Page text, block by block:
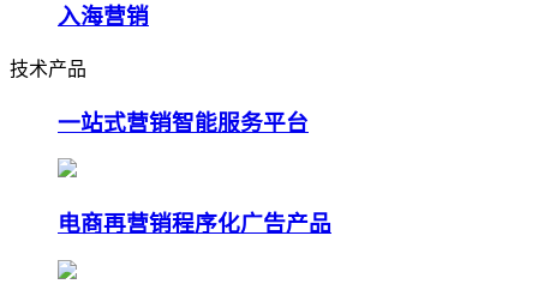
入海营销
技术产品
一站式营销智能服务平台
电商再营销程序化广告产品